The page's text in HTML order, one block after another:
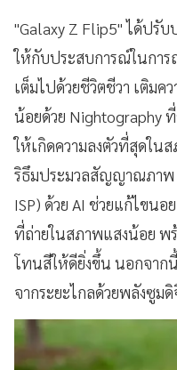
"Galaxy Z Flip5" ได้ปรับ
ให้กับประสบการณ์ในกา
เต็มไปด้วยชีวิตชีวา เติมค
น้อยด้วย Nightography
ให้เกิดความลงตัวที่สุดใน
ริธึมประมวลสัญญาณภาพ
ISP) ด้วย AI ช่วยแก้ไข
ที่ถ่ายในสภาพแสงน้อย พ
โทนสีให้ดียิ่งขึ้น นอกจาก
จากระยะไกลด้วยพลังซูม